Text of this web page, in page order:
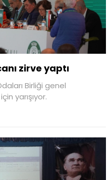
zirve yaptı
Birliği genel
yarışıyor.